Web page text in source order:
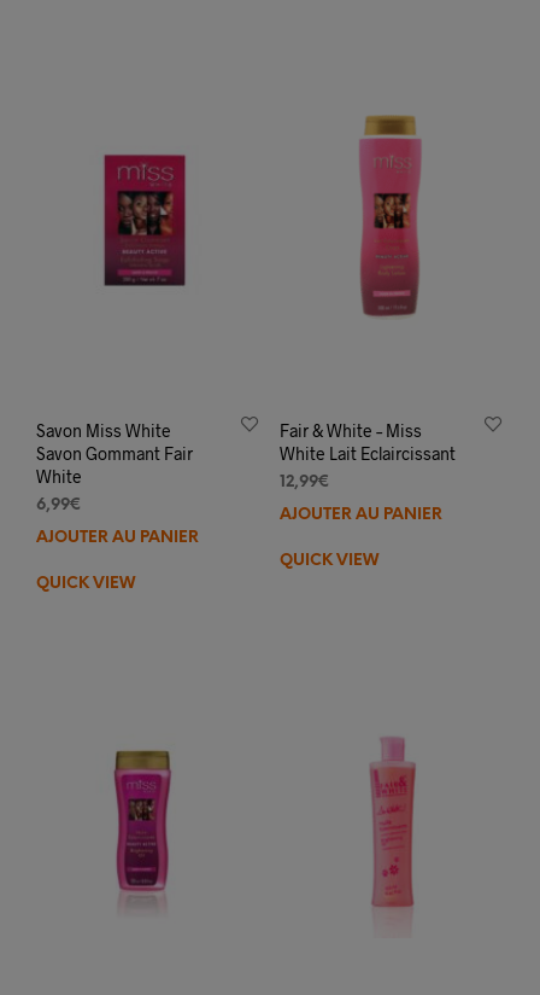
Savon Miss White
Savon Gommant Fair
White
6,99€
AJOUTER AU PANIER
QUICK VIEW
Fair & White – Miss
White Lait Eclaircissant
12,99€
AJOUTER AU PANIER
QUICK VIEW